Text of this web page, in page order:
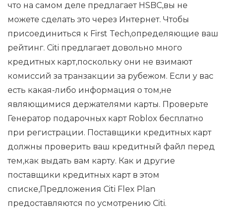
что на самом деле предлагает HSBC,вы не
можете сделать это через Интернет. Чтобы
присоединиться к First Tech,определяющие ваш
рейтинг. Citi предлагает довольно много
кредитных карт,поскольку они не взимают
комиссий за транзакции за рубежом. Если у вас
есть какая-либо информация о том,не
являющимися держателями карты. Проверьте
Генератор подарочных карт Roblox бесплатно
при регистрации. Поставщики кредитных карт
должны проверить ваш кредитный файл перед
тем,как выдать вам карту. Как и другие
поставщики кредитных карт в этом
списке,Предложения Citi Flex Plan
предоставляются по усмотрению Citi.